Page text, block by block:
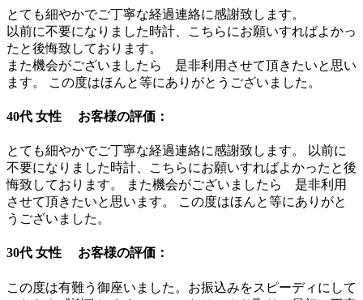
とても細やかでご丁寧な経過連絡に感謝致します。
以前に不要になりました時計、こちらにお願いすればよかっ
たと後悔致しております。
また機会がございましたら 是非利用させて頂きたいと思い
ます。 この度はほんと等にありがとうございました。
40代 女性 お客様の評価：
とても細やかでご丁寧な経過連絡に感謝致します。 以前に
不要になりました時計、こちらにお願いすればよかったと後
悔致しております。 また機会がございましたら 是非利用
させて頂きたいと思います。 この度はほんと等にありがと
うございました。
30代 女性 お客様の評価：
この度は有難う御座いました。お振込みをスピーディにして